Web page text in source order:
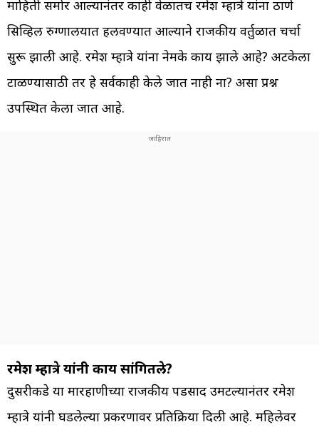
माहिती समोर आल्यानंतर काही वेळातच रमेश म्हात्रे यांना ठाणे
सिव्हिल रुग्णालयात हलवण्यात आल्याने राजकीय वर्तुळात चर्चा
सुरू झाली आहे. रमेश म्हात्रे यांना नेमके काय झाले आहे? अटकेला
टाळण्यासाठी तर हे सर्वकाही केले जात नाही ना? असा प्रश्न
उपस्थित केला जात आहे.
रमेश म्हात्रे यांनी काय सांगितले?
दुसरीकडे या मारहाणीच्या राजकीय पडसाद उमटल्यानंतर रमेश
म्हात्रे यांनी घडलेल्या प्रकरणावर प्रतिक्रिया दिली आहे. महिलेवर